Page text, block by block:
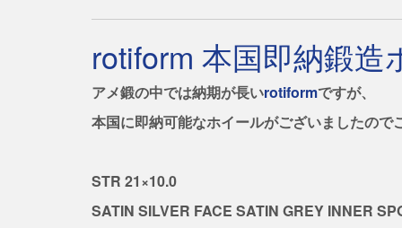
rotiform 本国即納鍛造
アメ鍛の中では納期が長いrotiformですが、
本国に即納可能なホイールがございましたので
STR 21×10.0
SATIN SILVER FACE SATIN GREY INNER